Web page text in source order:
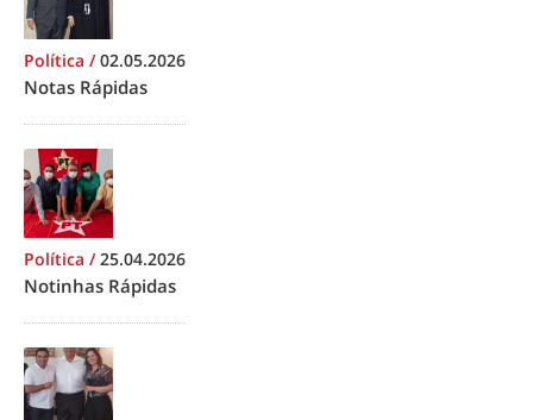
Política /02.05.2026
Notas Rápidas
Política /25.04.2026
Notinhas Rápidas